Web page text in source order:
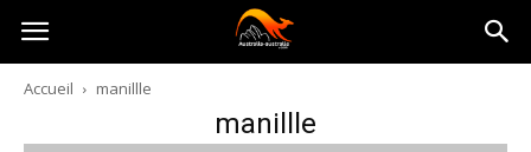
Australia-
australie.com
Accueil manillle
manillle